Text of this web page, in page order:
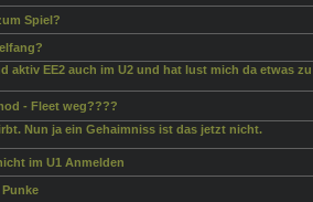
Spiel?
aktiv EE2 auch im U2 und hat lust mich da etwas
- Fleet weg????
Nun ja ein Gehaimniss ist das jetzt nicht.
im U1 Anmelden